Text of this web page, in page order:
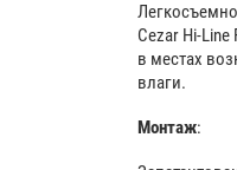
Cezar Hi-
в местах
влаги.
Монтаж: